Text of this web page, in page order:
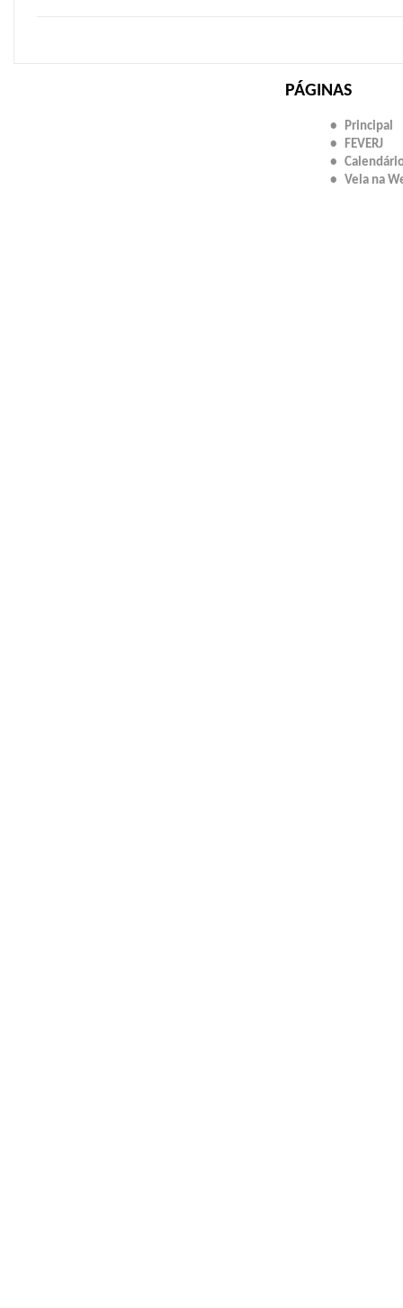
PÁGINAS
• Principal
• FEVERJ
•
• Vela na